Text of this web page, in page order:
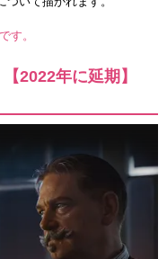
す。
2022年に延期】